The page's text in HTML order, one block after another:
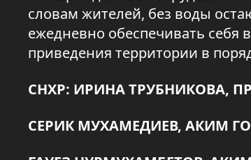
словам жителей, без воды
ежедневно обеспечивать себя
приведения территории в
СНХР: ИРИНА ТРУБНИКОВА,
СЕРИК МУХАМЕДИЕВ, АКИМ